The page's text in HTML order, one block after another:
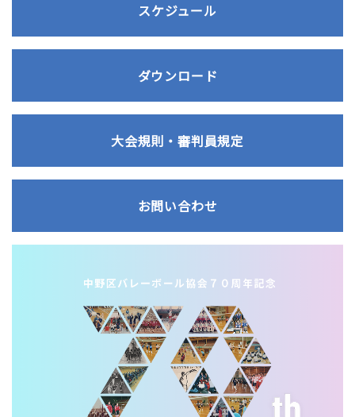
スケジュール
ダウンロード
大会規則・審判員規定
お問い合わせ